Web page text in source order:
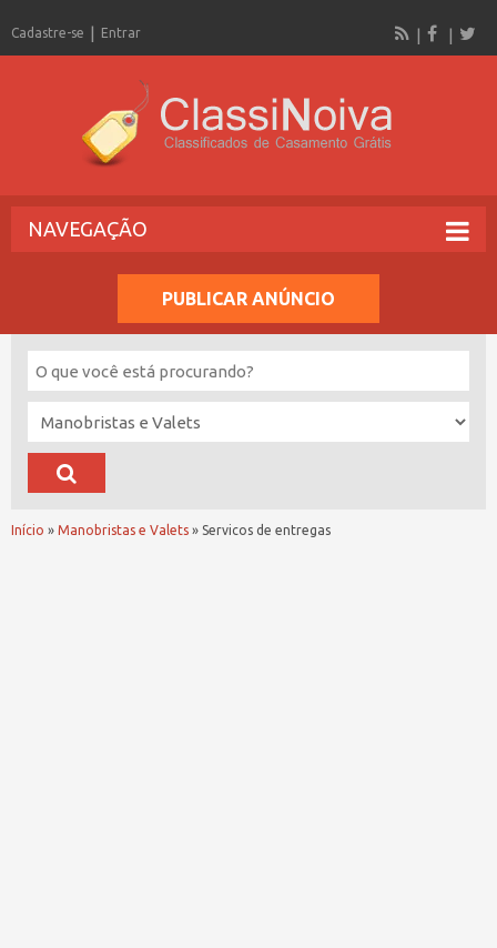
Cadastre-se Entrar
NAVEGAÇÃO
PUBLICAR ANÚNCIO
Início » Manobristas e Valets » Servicos de entregas